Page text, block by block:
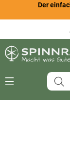
Der
Navigation